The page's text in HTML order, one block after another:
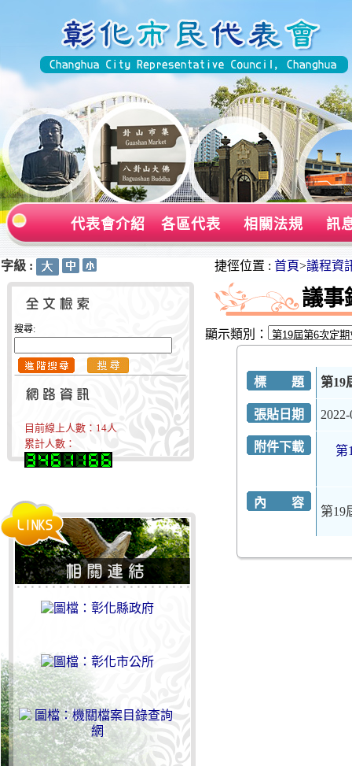
代表會介紹 各區代表 相關法規 訊
字級 :
搜尋:
目前線上人數： 14人
累計人數：
捷徑位置 : 首頁>議程資
議事
顯示類別：
標 題 第19
張貼日期
附件下載 第
內 容
第19